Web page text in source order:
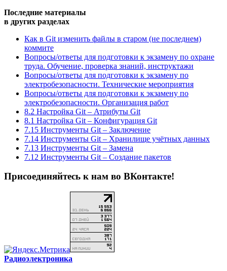
Последние материалы
в других разделах
Как в Git изменить файлы в старом (не последнем)
коммите
Вопросы/ответы для подготовки к экзамену по охране
труда. Обучение, проверка знаний, инструктажи
Вопросы/ответы для подготовки к экзамену по
электробезопасности. Технические мероприятия
Вопросы/ответы для подготовки к экзамену по
электробезопасности. Организация работ
8.2 Настройка Git – Атрибуты Git
8.1 Настройка Git – Конфигурация Git
7.15 Инструменты Git – Заключение
7.14 Инструменты Git – Хранилище учётных данных
7.13 Инструменты Git – Замена
7.12 Инструменты Git – Создание пакетов
Присоединяйтесь к нам во ВКонтакте!
Радиоэлектроника